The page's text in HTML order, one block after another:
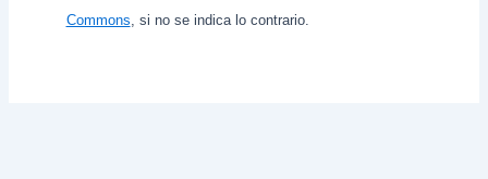
Commons, si no se indica lo contrario.